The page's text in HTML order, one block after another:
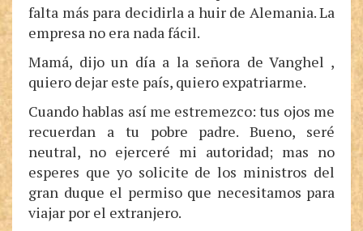
falta más para decidirla a huir de Alemania. La
empresa no era nada fácil.
Mamá, dijo un día a la señora de Vanghel ,
quiero dejar este país, quiero expatriarme.
Cuando hablas así me estremezco: tus ojos me
recuerdan a tu pobre padre. Bueno, seré
neutral, no ejerceré mi autoridad; mas no
esperes que yo solicite de los ministros del
gran duque el permiso que necesitamos para
viajar por el extranjero.